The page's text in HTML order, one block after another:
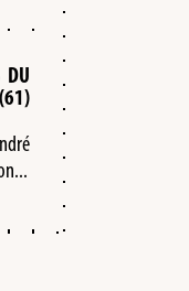
DU